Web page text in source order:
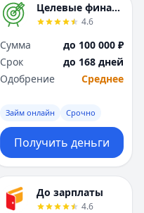
Целевые финансы
4.6
Сумма
до 100 000 ₽
Срок
до 168 дней
Одобрение
Среднее
Займ онлайн Срочно
Получить деньги
До зарплаты
4.6